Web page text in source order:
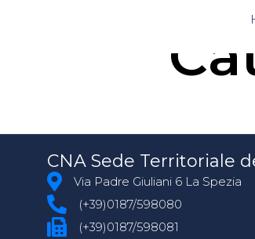
CNA Sede Territoriale
Via Padre Giuliani 6 La Spezia
(+39)0187/598080
(+39)0187/598081